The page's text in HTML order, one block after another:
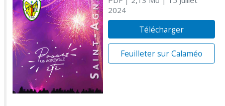
2024
Télécharger
Feuilleter sur Calaméo